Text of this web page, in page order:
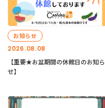
2026.08.08
お知らせ
【重要★お盆期間の休館日のお知ら
せ】